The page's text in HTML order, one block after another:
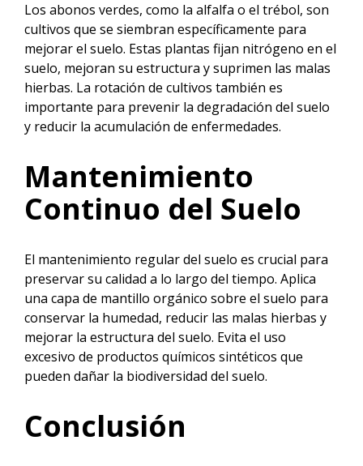
Los abonos verdes, como la alfalfa o el trébol, son
cultivos que se siembran específicamente para
mejorar el suelo. Estas plantas fijan nitrógeno en el
suelo, mejoran su estructura y suprimen las malas
hierbas. La rotación de cultivos también es
importante para prevenir la degradación del suelo
y reducir la acumulación de enfermedades.
Mantenimiento
Continuo del Suelo
El mantenimiento regular del suelo es crucial para
preservar su calidad a lo largo del tiempo. Aplica
una capa de mantillo orgánico sobre el suelo para
conservar la humedad, reducir las malas hierbas y
mejorar la estructura del suelo. Evita el uso
excesivo de productos químicos sintéticos que
pueden dañar la biodiversidad del suelo.
Conclusión